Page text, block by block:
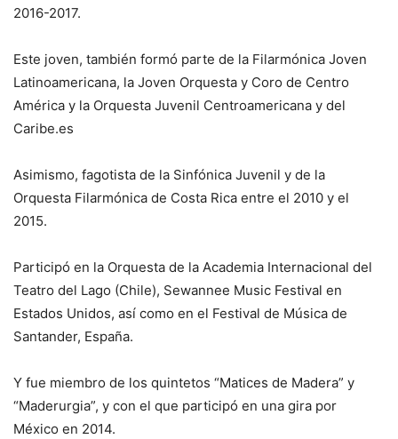
2016-2017.
Este joven, también formó parte de la Filarmónica Joven
Latinoamericana, la Joven Orquesta y Coro de Centro
América y la Orquesta Juvenil Centroamericana y del
Caribe.es
Asimismo, fagotista de la Sinfónica Juvenil y de la
Orquesta Filarmónica de Costa Rica entre el 2010 y el
2015.
Participó en la Orquesta de la Academia Internacional del
Teatro del Lago (Chile), Sewannee Music Festival en
Estados Unidos, así como en el Festival de Música de
Santander, España.
Y fue miembro de los quintetos “Matices de Madera” y
“Maderurgia”, y con el que participó en una gira por
México en 2014.